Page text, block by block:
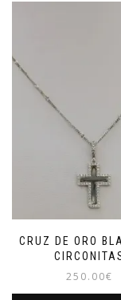
CRUZ DE ORO
250.00€